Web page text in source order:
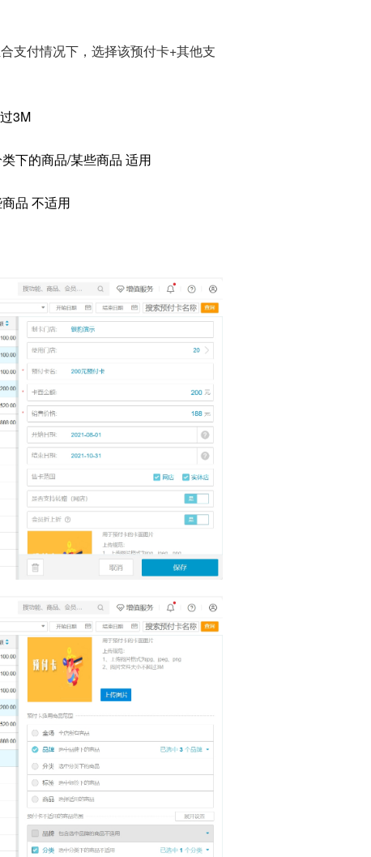
支付情况下，选择该预付卡+其他支
3M
下的商品/某些商品 适用
品 不适用